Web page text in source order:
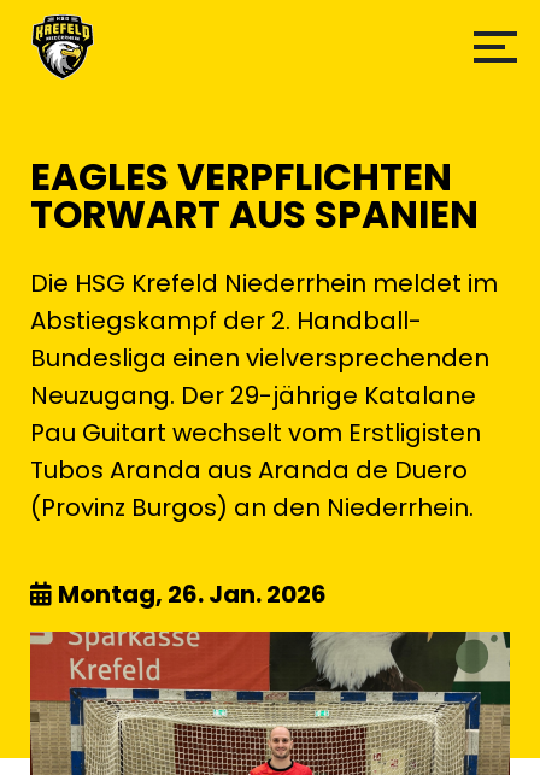
EAGLES VERPFLICHTEN
TORWART AUS SPANIEN
Die HSG Krefeld Niederrhein meldet im
Abstiegskampf der 2. Handball-
Bundesliga einen vielversprechenden
Neuzugang. Der 29-jährige Katalane
Pau Guitart wechselt vom Erstligisten
Tubos Aranda aus Aranda de Duero
(Provinz Burgos) an den Niederrhein.
Montag, 26. Jan. 2026